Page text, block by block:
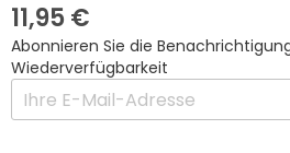
11,95 €
Abonnieren Sie die
Wiederverfügbarkeit